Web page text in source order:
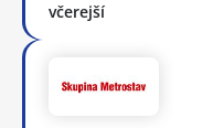
včerejší